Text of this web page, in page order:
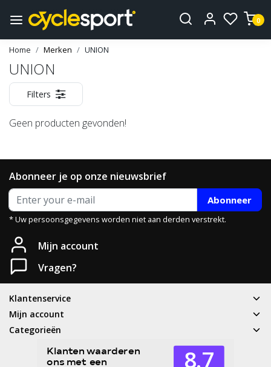
0
Home Merken UNION
UNION
Filters
Geen producten gevonden!
Abonneer je op onze nieuwsbrief
Abonneer
* Uw persoonsgegevens worden niet aan derden verstrekt.
Mijn account
Vragen?
Klantenservice
Mijn account
Categorieën